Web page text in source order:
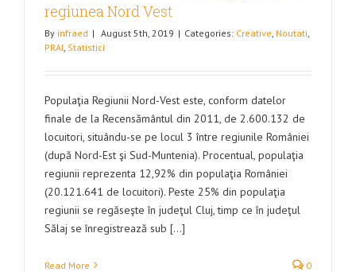
regiunea Nord Vest
By infraed | August 5th, 2019 | Categories: Creative Noutati
PRAI Statistici
Populaţia Regiunii Nord-Vest este, conform datelor
finale de la Recensământul din 2011, de 2.600.132 de
locuitori, situându-se pe locul 3 între regiunile României
(după Nord-Est şi Sud-Muntenia). Procentual, populaţia
regiunii reprezenta 12,92% din populaţia României
(20.121.641 de locuitori). Peste 25% din populaţia
regiunii se regăseşte în judeţul Cluj, timp ce în judeţul
Sălaj se înregistrează sub [...]
Read More 0